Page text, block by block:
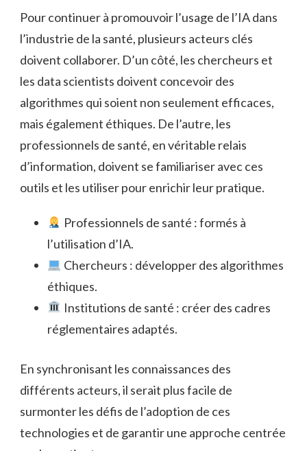
Pour continuer à promouvoir l’usage de l’IA dans
l’industrie de la santé, plusieurs acteurs clés
doivent collaborer. D’un côté, les chercheurs et
les data scientists doivent concevoir des
algorithmes qui soient non seulement efficaces,
mais également éthiques. De l’autre, les
professionnels de santé, en véritable relais
d’information, doivent se familiariser avec ces
outils et les utiliser pour enrichir leur pratique.
Professionnels de santé : formés à
l’utilisation d’IA.
Chercheurs : développer des algorithmes
éthiques.
Institutions de santé : créer des cadres
réglementaires adaptés.
En synchronisant les connaissances des
différents acteurs, il serait plus facile de
surmonter les défis de l’adoption de ces
technologies et de garantir une approche centrée